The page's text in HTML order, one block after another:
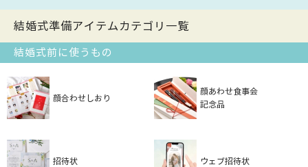
結婚式準備アイテムカテゴリ一覧
結婚式前に使うもの
顔合わせしおり
顔あわせ食事会
記念品
招待状 ウェブ招待状